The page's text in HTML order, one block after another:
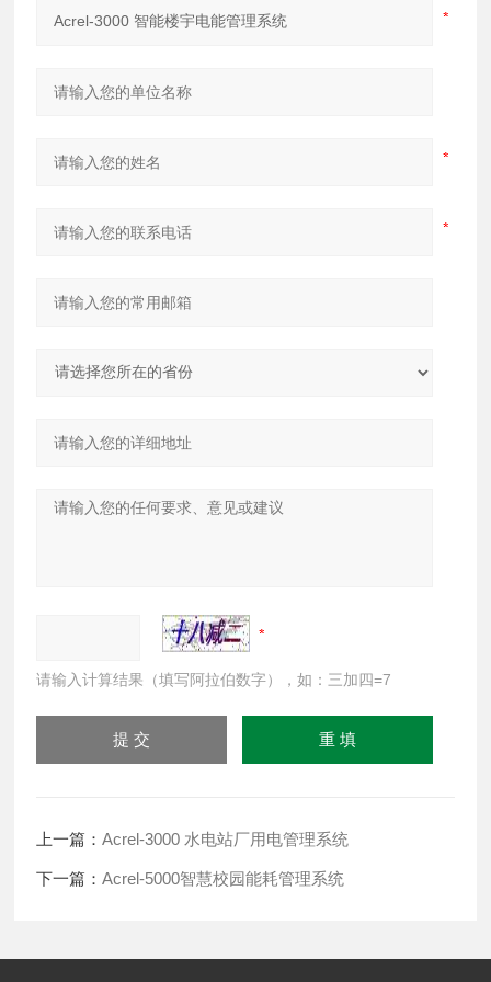
请输入计算结果（填写阿拉伯数字），如：三加四=7
上一篇：Acrel-3000 水电站厂用电管理系统
下一篇：Acrel-5000智慧校园能耗管理系统